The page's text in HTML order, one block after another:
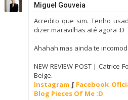
Miguel Gouveia
Acredito que sim. Tenho
dizer maravilhas até agora :D
Ahahah mas ainda te
NEW REVIEW POST | Catrice
Beige.
Instagram ∫ Facebook
Blog Pieces Of Me :D